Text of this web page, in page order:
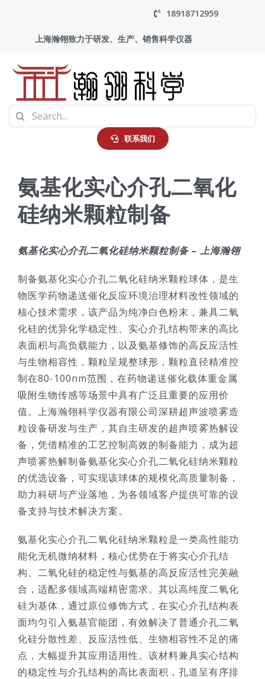
content
18918712959
上海瀚翎致力于研发、生产、销售科学仪器
首页
应用
走进瀚翎
技术服务
公司新闻
Search
for:
联系我们
氨基化实心介孔二氧化
硅纳米颗粒制备
氨基化实心介孔二氧化硅纳米颗粒制备 – 上海瀚翎
制备氨基化实心介孔二氧化硅纳米颗粒球体，是生
物医学药物递送催化反应环境治理材料改性领域的
核心技术需求，该产品为纯净白色粉末，兼具二氧
化硅的优异化学稳定性、实心介孔结构带来的高比
表面积与高负载能力，以及氨基修饰的高反应活性
与生物相容性，颗粒呈规整球形，颗粒直径精准控
制在80-100nm范围，在药物递送催化载体重金属
吸附生物传感等场景中具有广泛且重要的应用价
值。上海瀚翎科学仪器有限公司深耕超声波喷雾造
粒设备研发与生产，其自主研发的超声喷雾热解设
备，凭借精准的工艺控制高效的制备能力，成为超
声喷雾热解制备氨基化实心介孔二氧化硅纳米颗粒
的优选设备，可实现该球体的规模化高质量制备，
助力科研与产业落地，为各领域客户提供可靠的设
备支持与技术解决方案。
氨基化实心介孔二氧化硅纳米颗粒是一类高性能功
能化无机微纳材料，核心优势在于将实心介孔结
构、二氧化硅的稳定性与氨基的高反应活性完美融
合，适配多领域高端精密需求。其以高纯度二氧化
硅为基体，通过原位修饰方式，在实心介孔结构表
面均匀引入氨基官能团，有效解决了普通介孔二氧
化硅分散性差、反应活性低、生物相容性不足的痛
点，大幅提升其应用适用性。该材料兼具实心结构
的稳定性与介孔结构的高比表面积，孔道呈有序排